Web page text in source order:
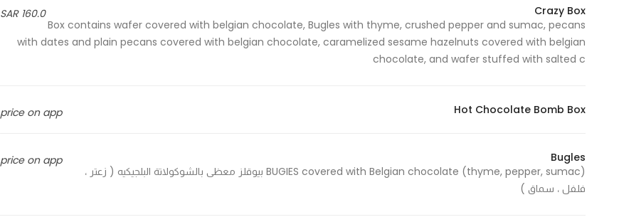
160.0 SAR
Crazy Box
Box contains wafer covered with belgian chocolate, Bugles with thyme, crushed pepper and sumac, pecans
with dates and plain pecans covered with belgian chocolate, caramelized sesame hazelnuts covered with belgian
chocolate, and wafer stuffed with salted c
price on app Hot Chocolate Bomb Box
price on app
Bugles
BUGIES covered with Belgian chocolate (thyme, pepper, sumac) بيوقلز معظى بالشوكولاتة البلجيكيه ( زعتر ،
فلفل ، سماق )
as well as
possible
during your
visit. If you
cookies,
will
disappear